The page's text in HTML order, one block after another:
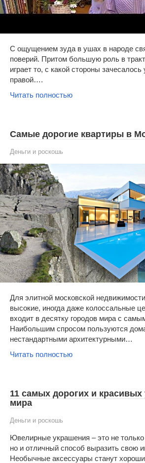
С ощущением зуда в ушах в народе
поверий. Притом большую роль в
играет то, с какой стороны
правой….
Читать полностью
Самые дорогие квартиры в
Деньги и роскошь
Для элитной московской
высокие, иногда даже колоссальные
входит в десятку городов мира с
Наибольшим спросом пользуются
нестандартными архитектурными…
Читать полностью
11 самых дорогих и красивых
мира
Деньги и роскошь
Ювелирные украшения – это не
но и отличный способ выразить свою
Необычные аксессуары станут